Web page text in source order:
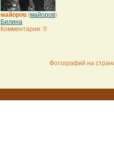
майоров (майоров)
Билина
Комментарии: 0
Фотографий на